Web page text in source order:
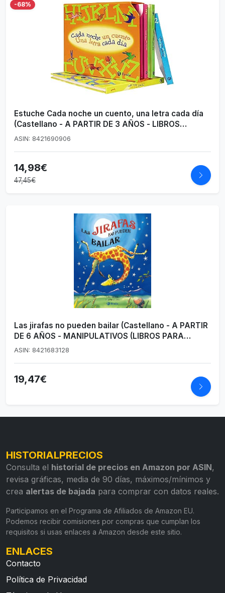
-68%
Estuche Cada noche un cuento, una letra cada día
(Castellano - A PARTIR DE 3 AÑOS - LIBROS
DIDÁCTICOS - Cada noche un cuento)
ASIN: 8421690906
14,98€
47,45€
Las jirafas no pueden bailar (Castellano - A PARTIR
DE 6 AÑOS - MANIPULATIVOS (LIBROS PARA
TOCAR Y JUGAR), POP-UPS - Pop-ups)
ASIN: 8421683128
19,47€
HISTORIALPRECIOS
Consulta el historial de precios en Amazon por ASIN,
revisa gráficas, media de 90 días, máximos/mínimos y
crea alertas de bajada para comprar con datos reales.
Participamos en el Programa de Afiliados de Amazon EU.
Podemos recibir comisiones por compras que cumplan los
requisitos si usas enlaces a Amazon desde este sitio.
ENLACES
Contacto
Política de Privacidad